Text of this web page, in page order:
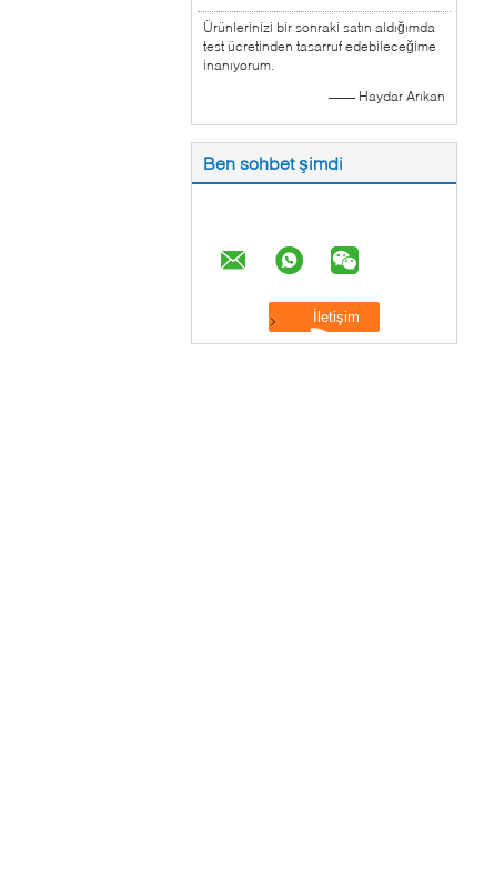
Ürünlerinizi bir sonraki satın aldığımda
test ücretinden tasarruf edebileceğime
inanıyorum.
—— Haydar Arıkan
Ben sohbet şimdi